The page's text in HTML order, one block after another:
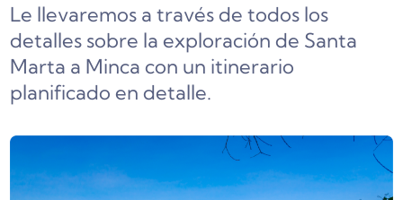
Le llevaremos a través de todos los
detalles sobre la exploración de Santa
Marta a Minca con un itinerario
planificado en detalle.